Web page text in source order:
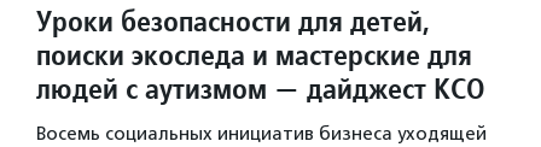
Уроки безопасности для детей,
поиски экоследа и мастерские для
людей с аутизмом — дайджест КСО
Восемь социальных инициатив бизнеса уходящей